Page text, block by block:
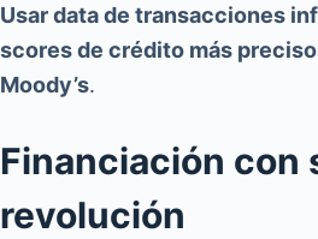
Usar data de transacciones
scores de crédito más
Moody’s.
Financiación con
revolución